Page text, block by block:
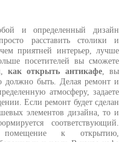
и определенный дизайн
расставить столики и
приятней интерьер, лучше
посетителей вы сможете
как открыть антикафе, вы
должно быть. Делая ремонт и
атмосферу, задаете
Если ремонт будет сделан
элементов дизайна, то и
соответствующий.
к открытию,